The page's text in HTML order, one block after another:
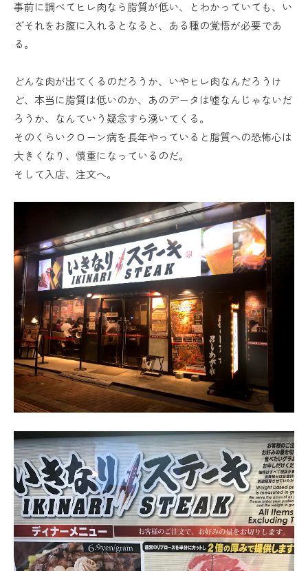
事前に調べてヒレ肉なら脂質が低い、とわかっていても、い
ざそれをお腹に入れるとなると、ある種の覚悟が必要であ
る。
どんな肉が出てくるのだろうか、いやヒレ肉なんだろうけ
ど、本当に脂質は低いのか、あのデータは嘘なんじゃないだ
ろうか、なんていう疑念すら湧いてくる。
そのくらいクローン病を長年やっていると脂質への恐怖心は
大きくなり、慎重になっているのだ。
そして入店、注文へ。